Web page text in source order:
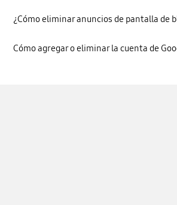
¿Cómo eliminar anuncios de pantalla de
Cómo agregar o eliminar la cuenta de